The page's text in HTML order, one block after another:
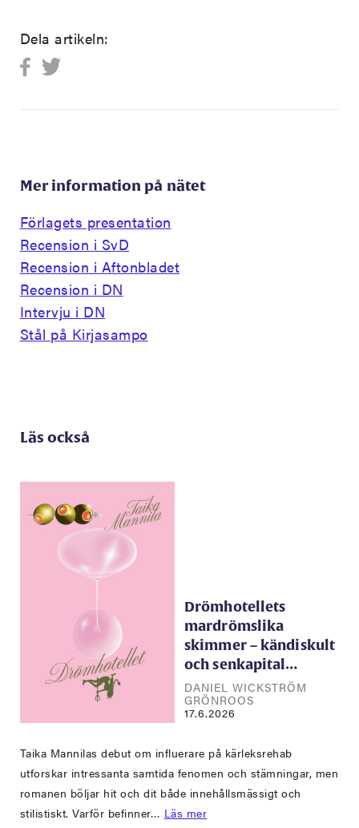
Dela artikeln:
Mer information på nätet
Förlagets presentation
Recension i SvD
Recension i Aftonbladet
Recension i DN
Intervju i DN
Stål på Kirjasampo
Läs också
Drömhotellets
mardrömslika
skimmer – kändiskult
och senkapital…
DANIEL WICKSTRÖM
GRÖNROOS
17.6.2026
Taika Mannilas debut om influerare på kärleksrehab
utforskar intressanta samtida fenomen och stämningar, men
romanen böljar hit och dit både innehållsmässigt och
stilistiskt. Varför befinner… Läs mer